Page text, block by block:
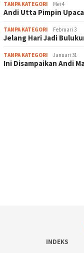
TANPA KATEGORI Mei 4
Andi Utta Pimpin
TANPA KATEGORI Februari 3
Jelang Hari Jadi
TANPA KATEGORI Januari 31
Ini Disampaikan Andi
INDEKS